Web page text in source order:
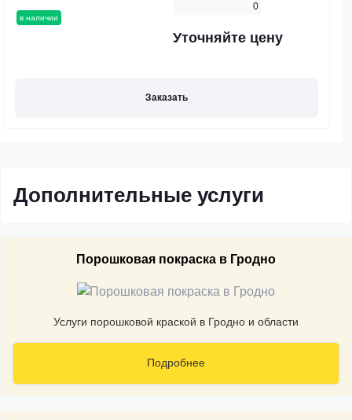
в наличии
0
Уточняйте цену
Заказать
Дополнительные услуги
Порошковая покраска в Гродно
Услуги порошковой краской в Гродно и области
Подробнее